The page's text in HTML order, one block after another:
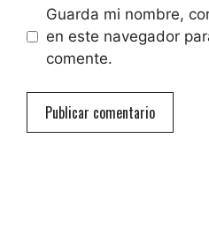
Guarda mi nombre,
en este navegador
comente.